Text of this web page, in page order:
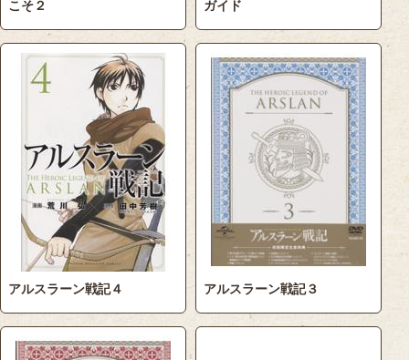
こそ２
ガイド
アルスラーン戦記４ アルスラーン戦記３